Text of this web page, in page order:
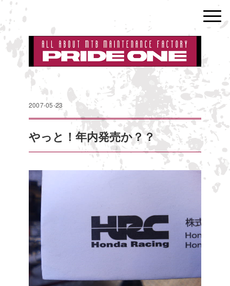
2007-05-23
やっと！年内発売か？？